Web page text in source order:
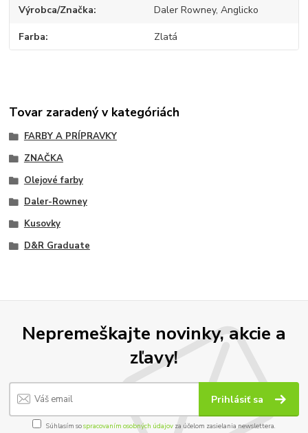
Výrobca/Značka Daler Rowney, Anglicko
Farba Zlatá
Tovar zaradený v kategóriách
FARBY A PRÍPRAVKY
ZNAČKA
Olejové farby
Daler-Rowney
Kusovky
D&R Graduate
Nepremeškajte novinky, akcie a
zľavy!
Prihlásiť sa
Súhlasím sospracovaním osobných údajov za účelom zasielania newslettera.